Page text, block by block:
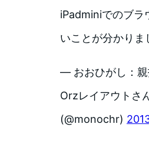
iPadminiでのブラ
いことが分かりま
— おおひがし：親
Orzレイアウトさ
(@monochr)